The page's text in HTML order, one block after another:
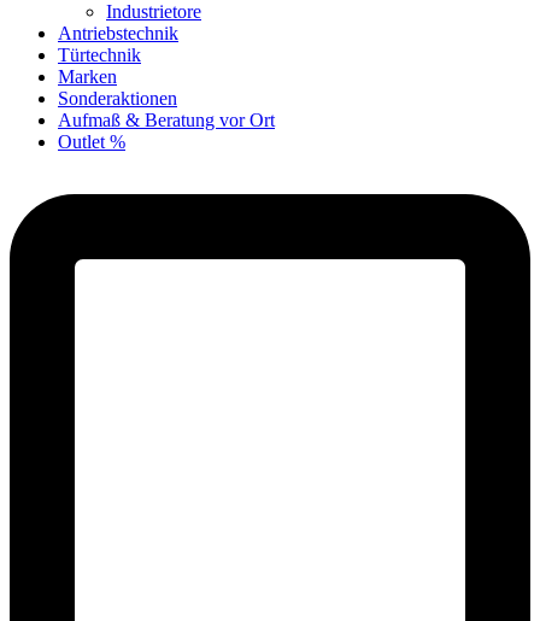
Industrietore
Antriebstechnik
Türtechnik
Marken
Sonderaktionen
Aufmaß & Beratung vor Ort
Outlet %